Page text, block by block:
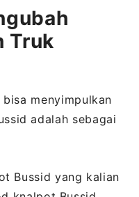
Truk
menyimpulkan
adalah sebagai
Bussid yang kalian